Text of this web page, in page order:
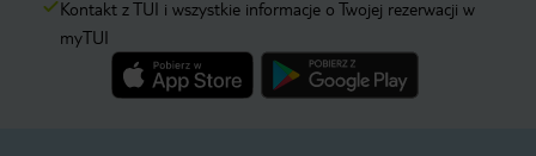
Kontakt z TUI i wszystkie informacje o Twojej rezerwacji w
myTUI